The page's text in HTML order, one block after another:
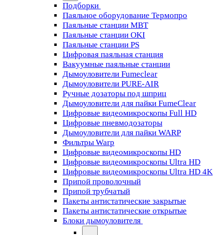
Подборки
Паяльное оборудование Термопро
Паяльные станции MBT
Паяльные станции OKI
Паяльные станции PS
Цифровая паяльная станция
Вакуумные паяльные станции
Дымоуловители Fumeclear
Дымоуловители PURE-AIR
Ручные дозаторы под шприц
Дымоуловители для пайки FumeClear
Цифровые видеомикроскопы Full HD
Цифровые пневмодозаторы
Дымоуловители для пайки WARP
Фильтры Warp
Цифровые видеомикроскопы HD
Цифровые видеомикроскопы Ultra HD
Цифровые видеомикроскопы Ultra HD 4K
Припой проволочный
Припой трубчатый
Пакеты антистатические закрытые
Пакеты антистатические открытые
Блоки дымоуловителя